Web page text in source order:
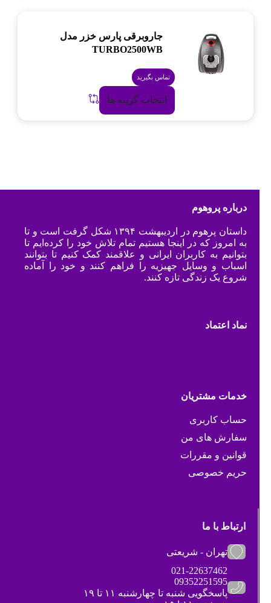
جاروبرقی پارس خزر مدل
TURBO2500WB
تماس بگیرید
انتخاب گزینه ها
درباره پروهوم
داستان پرهوم در اردیبهشت ۱۳۹۴ شکل گرفت است و تا
به امروز که در اینجا هستیم تمام تلاش خود را کرده‌ایم تا
بتوانیم به کاربران ایرانی و علاقمند کمک کنیم تا بتوانند
اسباب و وسایل جهیزیه را فراهم کنند و خود را آماده
شروع یک زندگی تازه کنند.
نماد اعتماد
خدمات مشتریان
حساب کاربری
سفارش های من
قوانین و مقررات
حریم خصوصی
ارتباط با ما
تهران - شریعتی
021-22637462
09352251595
پاسخگویی شنبه تا چهارشنبه ۱۱ تا ۱۹